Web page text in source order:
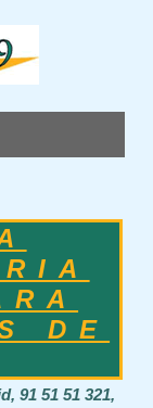
DE
91 51 51 321,